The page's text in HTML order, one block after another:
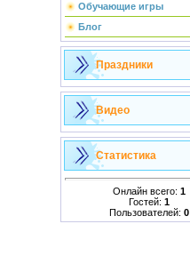
Обучающие игры
Блог
Праздники
Видео
Статистика
Онлайн всего: 1
Гостей: 1
Пользователей: 0